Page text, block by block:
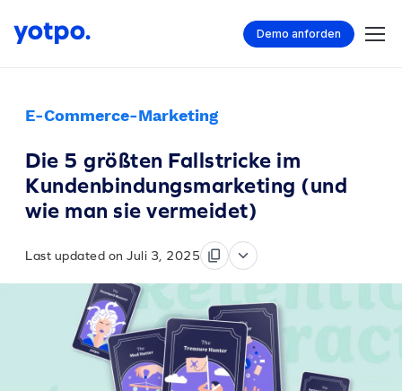
Demo anforden
E-Commerce-Marketing
Die 5 größten Fallstricke im
Kundenbindungsmarketing (und
wie man sie vermeidet)
Last updated on Juli 3, 2025